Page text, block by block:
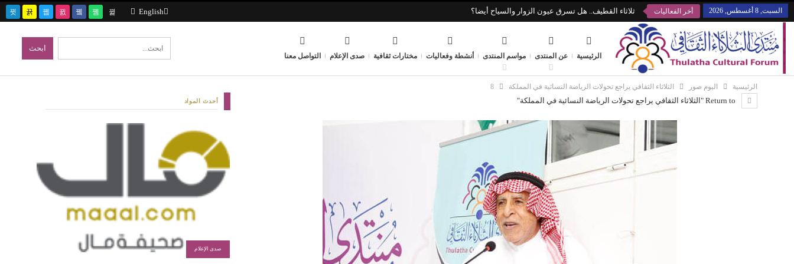
English السبت, 8 أغسطس, 2026 أخر الفعاليات ثلاثاء القطيف.. هل تسرق عيون الزوار والسياح أيضا؟
الرئيسية عن المنتدى مواسم المنتدى أنشطة وفعاليات مختارات ثقافية صدى الإعلام التواصل معنا
الرئيسية البوم صور الثلاثاء الثقافي يراجع تحولات الرياضة النسائية في المملكة 8
أحدث المواد
صدى الإعلام